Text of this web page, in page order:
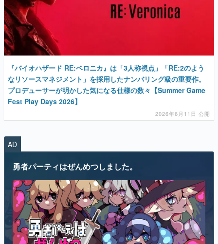
『バイオハザード RE:ベロニカ』は「3人称視点」「RE:2のよう
なリソースマネジメント」を採用したナンバリング級の重要作。
プロデューサーが明かした気になる仕様の数々【Summer Game
Fest Play Days 2026】
2026年6月11日 公開
AD
勇者パーティはぜんめつしました。